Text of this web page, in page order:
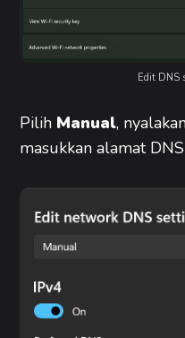
Edit DNS
Pilih Manual,
masukkan alamat